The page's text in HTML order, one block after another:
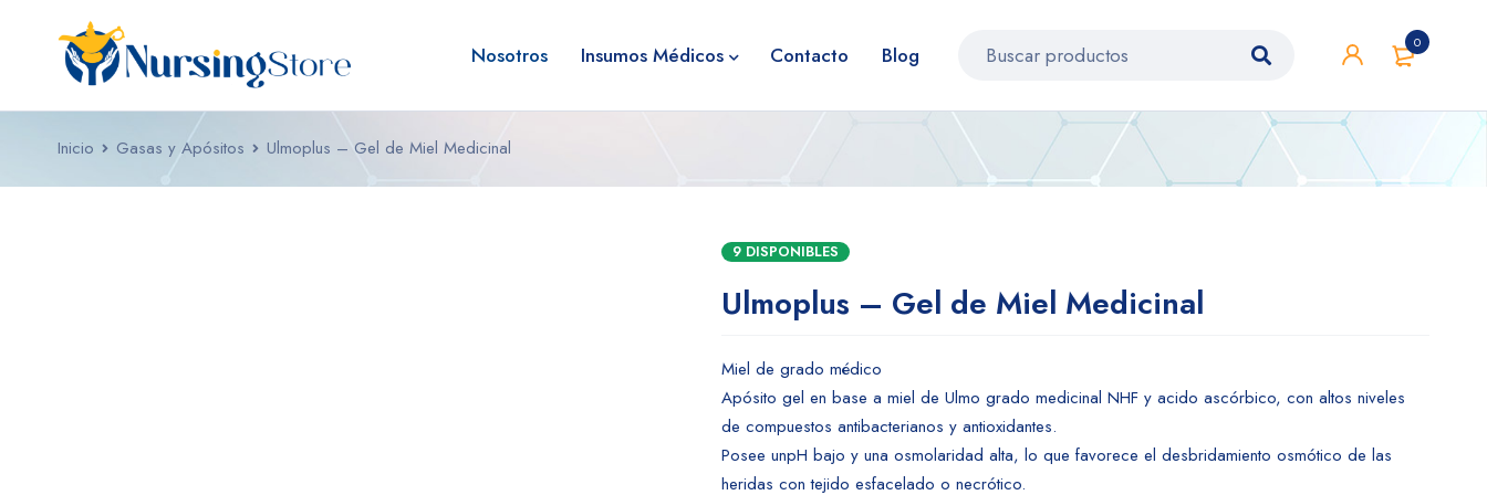
0
Nosotros Insumos Médicos Contacto Blog
Inicio Gasas y Apósitos Ulmoplus – Gel de Miel Medicinal
9 DISPONIBLES
Ulmoplus – Gel de Miel Medicinal
Miel de grado médico
Apósito gel en base a miel de Ulmo grado medicinal NHF y acido ascórbico, con altos niveles
de compuestos antibacterianos y antioxidantes.
Posee unpH bajo y una osmolaridad alta, lo que favorece el desbridamiento osmótico de las
heridas con tejido esfacelado o necrótico.